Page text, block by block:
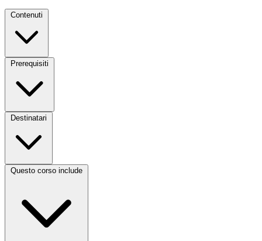
Contenuti
Prerequisiti
Destinatari
Questo corso include